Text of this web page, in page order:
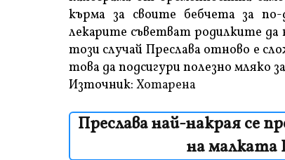
кърма за своите бебчета за
лекарите съветват родилките да
този случай Преслава отново е
това да подсигури полезно мляко
Източник: Хотарена
Преслава най-накрая се
на малката